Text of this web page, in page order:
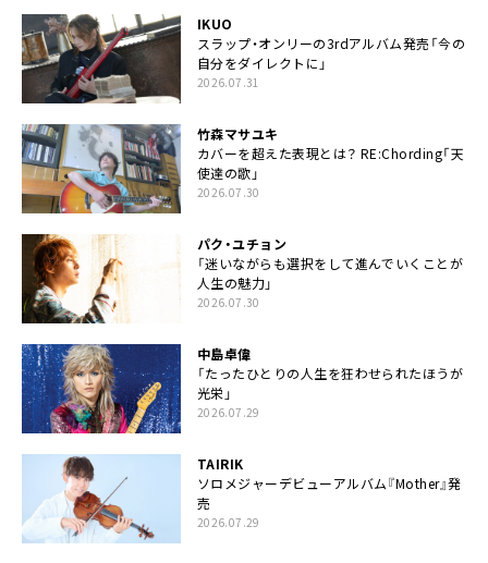
IKUO
スラップ・オンリーの3rdアルバム発売「今の
自分をダイレクトに」
2026.07.31
竹森マサユキ
カバーを超えた表現とは？ RE:Chording「天
使達の歌」
2026.07.30
パク・ユチョン
「迷いながらも選択をして進んでいくことが
人生の魅力」
2026.07.30
中島卓偉
「たったひとりの人生を狂わせられたほうが
光栄」
2026.07.29
TAIRIK
ソロメジャーデビューアルバム『Mother』発
売
2026.07.29